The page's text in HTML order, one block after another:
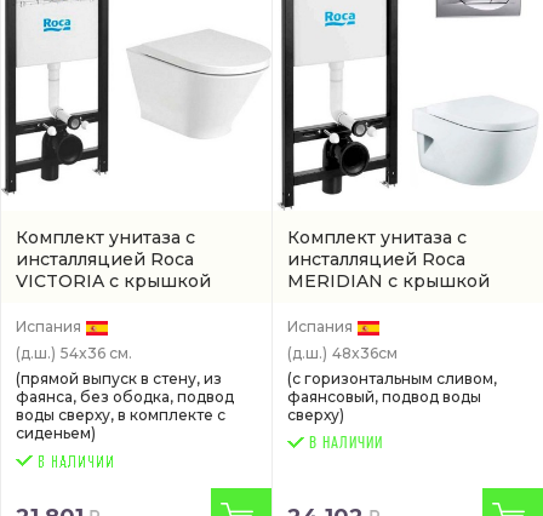
Комплект унитаза с
инсталляцией Roca
VICTORIA с крышкой
безободковый, белый
(893105000)
Испания
(д.ш.) 54x36 см.
(прямой выпуск в стену, из
фаянса, без ободка, подвод
воды сверху, в комплекте с
сиденьем)
Комплект унитаза с
инсталляцией Roca
MERIDIAN с крышкой
(893104110)
Испания
(д.ш.) 48x36см
(с горизонтальным сливом,
фаянсовый, подвод воды
сверху)
В НАЛИЧИИ